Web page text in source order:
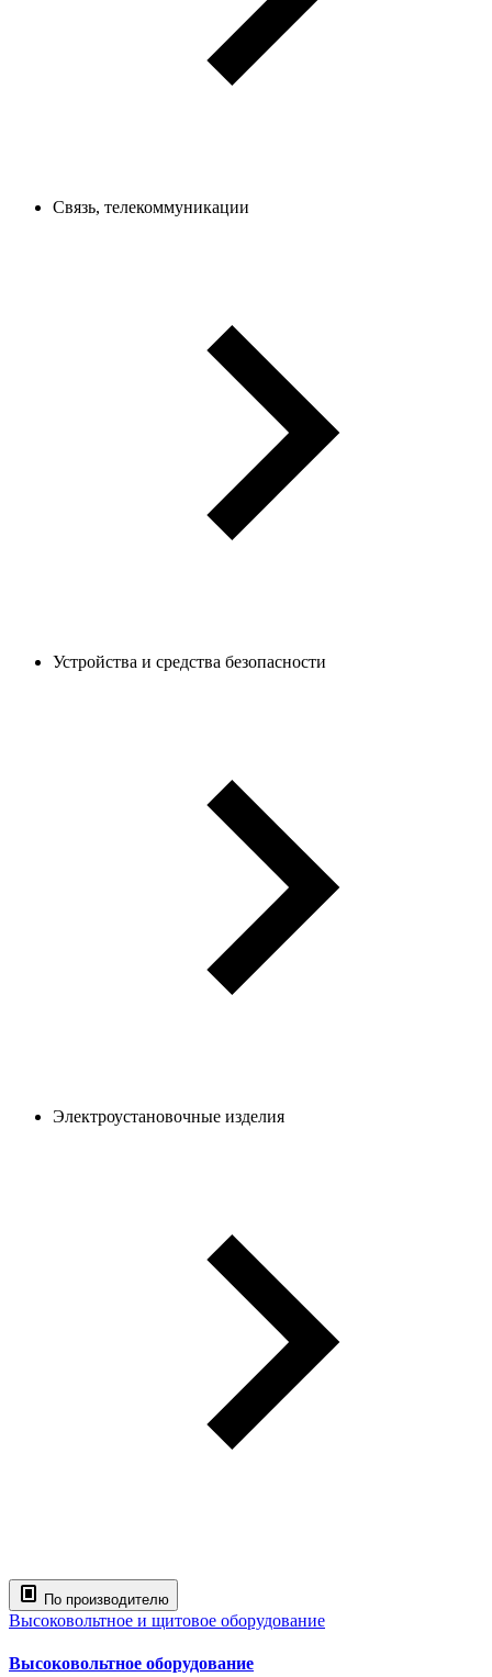
Связь, телекоммуникации
Устройства и средства безопасности
Электроустановочные изделия
По производителю
Высоковольтное и щитовое оборудование
Высоковольтное оборудование